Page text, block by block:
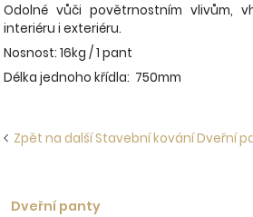
Odolné vůči povětrnostním vlivům,
interiéru i exteriéru.
Nosnost: 16kg / 1 pant
Délka jednoho křídla: 750mm
Zpět na další Stavební kování Dveřní
Dveřní panty